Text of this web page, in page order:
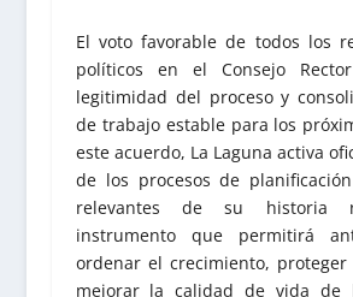
El voto favorable de todos los
políticos en el Consejo
legitimidad del proceso y
de trabajo estable para los
este acuerdo, La Laguna activa
de los procesos de
relevantes de su historia
instrumento que permitirá
ordenar el crecimiento,
mejorar la calidad de vida de